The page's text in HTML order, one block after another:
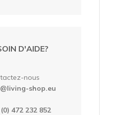
D'AIDE?
nous
shop.eu
472 232 852